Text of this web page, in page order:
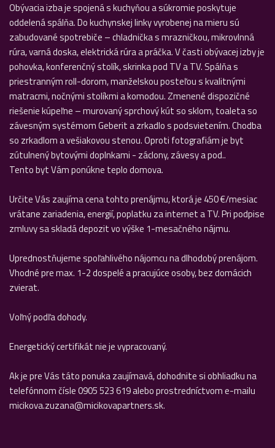
Obývacia izba je spojená s kuchyňou a súkromie poskytuje
oddelená spálňa. Do kuchynskej linky vyrobenej na mieru sú
zabudované spotrebiče – chladnička s mrazničkou, mikrovlnná
rúra, varná doska, elektrická rúra a práčka. V časti obývacej izby je
pohovka, konferenčný stolík, skrinka pod TV a TV. Spálňa s
priestranným roll-dorom, manželskou posteľou s kvalitnými
matracmi, nočnými stolíkmi a komodou. Zmenené dispozičné
riešenie kúpeľne – murovaný sprchový kút so sklom, toaleta so
závesným systémom Geberit a zrkadlo s podsvietením. Chodba
so zrkadlom a vešiakovou stenou. Oproti fotografiám je byt
zútulnený bytovými doplnkami - záclony, závesy a pod..
Tento byt Vám ponúkne teplo domova.
Určite Vás zaujíma cena tohto prenájmu, ktorá je 450 €/mesiac
vrátane zariadenia, energií, poplatku za internet a TV. Pri podpise
zmluvy sa skladá depozit vo výške 1-mesačného nájmu.
Uprednostňujeme spoľahlivého nájomcu na dlhodobý prenájom.
Vhodné pre max. 1-2 dospelé a pracujúce osoby, bez domácich
zvierat.
Voľný podľa dohody.
Energetický certifikát nie je vypracovaný.
Ak je pre Vás táto ponuka zaujímavá, dohodnite si obhliadku na
telefónnom čísle 0905 523 619 alebo prostredníctvom e-mailu
micikova.zuzana@micikovapartners.sk.